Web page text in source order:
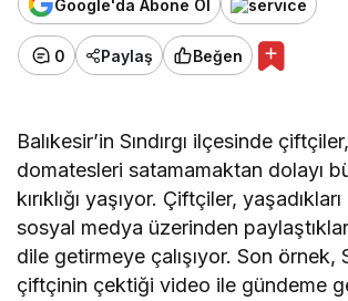
Google'da Abone Ol
0 Paylaş Beğen
Balıkesir’in Sındırgı ilçesinde
domatesleri satamamaktan dolayı
kırıklığı yaşıyor. Çiftçiler,
sosyal medya üzerinden
dile getirmeye çalışıyor. Son örnek,
çiftçinin çektiği video ile gündeme